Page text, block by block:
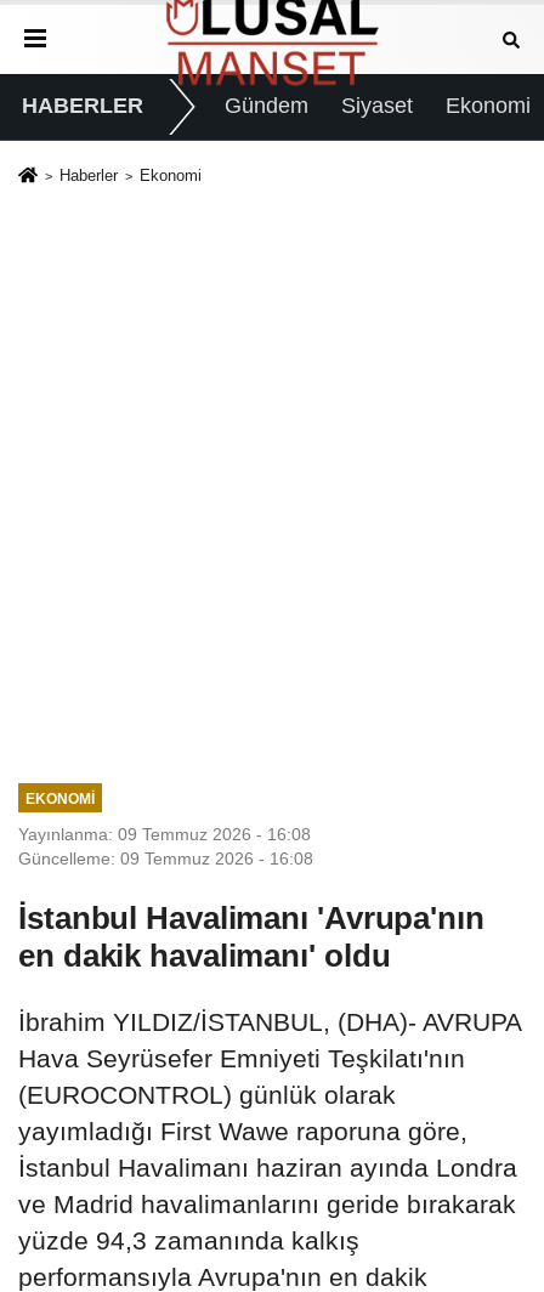
HABERLER Gündem Siyaset Ekonomi
Haberler Ekonomi
EKONOMI
Yayınlanma: 09 Temmuz 2026 - 16:08
Güncelleme: 09 Temmuz 2026 - 16:08
İstanbul Havalimanı 'Avrupa'nın
en dakik havalimanı' oldu
İbrahim YILDIZ/İSTANBUL, (DHA)- AVRUPA
Hava Seyrüsefer Emniyeti Teşkilatı'nın
(EUROCONTROL) günlük olarak
yayımladığı First Wawe raporuna göre,
İstanbul Havalimanı haziran ayında Londra
ve Madrid havalimanlarını geride bırakarak
yüzde 94,3 zamanında kalkış
performansıyla Avrupa'nın en dakik